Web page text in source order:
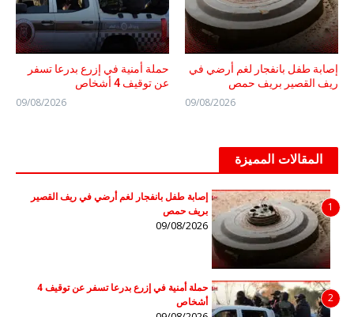
إصابة طفل بانفجار لغم أرضي في
ريف القصير بريف حمص
09/08/2026
حملة أمنية في إزرع بدرعا تسفر
عن توقيف 4 أشخاص
09/08/2026
المقالات المميزة
1
إصابة طفل بانفجار لغم أرضي في ريف القصير
بريف حمص
09/08/2026
2
حملة أمنية في إزرع بدرعا تسفر عن توقيف 4
أشخاص